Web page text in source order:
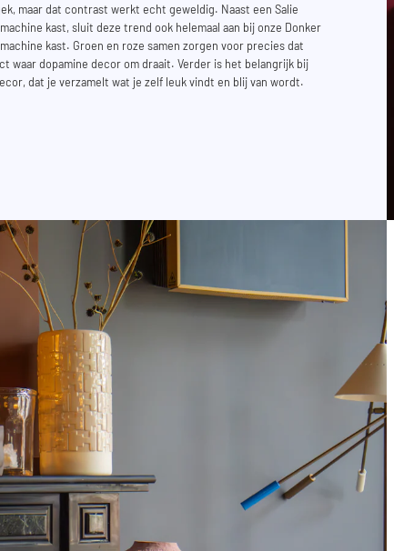
maar dat contrast werkt echt geweldig. Naast een Salie
kast, sluit deze trend ook helemaal aan bij onze Donker
kast. Groen en roze samen zorgen voor precies dat
waar dopamine decor om draait. Verder is het belangrijk bij
dat je verzamelt wat je zelf leuk vindt en blij van wordt.